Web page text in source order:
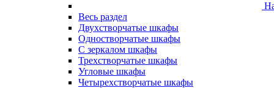
Весь раздел
Двухстворчатые шкафы
Одностворчатые шкафы
С зеркалом шкафы
Трехстворчатые шкафы
Угловые шкафы
Четырехстворчатые шкафы